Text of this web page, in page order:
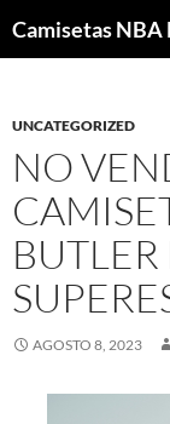
UNCATEGORIZED
NO
AGOSTO 8, 2023